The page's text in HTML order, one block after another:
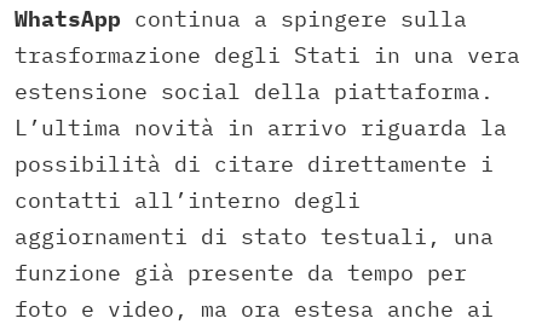
WhatsApp continua a spingere sulla
trasformazione degli Stati in una vera
estensione social della piattaforma.
L’ultima novità in arrivo riguarda la
possibilità di citare direttamente i
contatti all’interno degli
aggiornamenti di stato testuali, una
funzione già presente da tempo per
foto e video, ma ora estesa anche ai